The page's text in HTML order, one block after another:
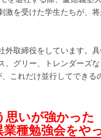
を受けた学生たちが、
取締役をしています。
グリー、トレンダーズ
これだけ並行してできる
思いが強かった
種勉強会をや